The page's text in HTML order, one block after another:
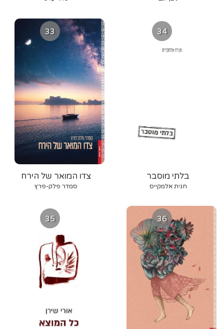
33
צדו המואר של הירח
סמדר פלק-פרץ
34
בלתי מוסבר
חגית אלמקייס
35 36